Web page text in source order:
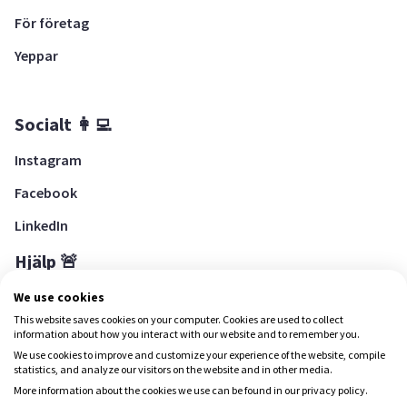
För företag
Yeppar
Socialt 👩‍💻
Instagram
Facebook
LinkedIn
Hjälp 🚨
Hjälpcenter
Ladda ned Yepstr
We use cookies
This website saves cookies on your computer. Cookies are used to collect
information about how you interact with our website and to remember you.
We use cookies to improve and customize your experience of the website, compile
statistics, and analyze our visitors on the website and in other media.
More information about the cookies we use can be found in our privacy policy.